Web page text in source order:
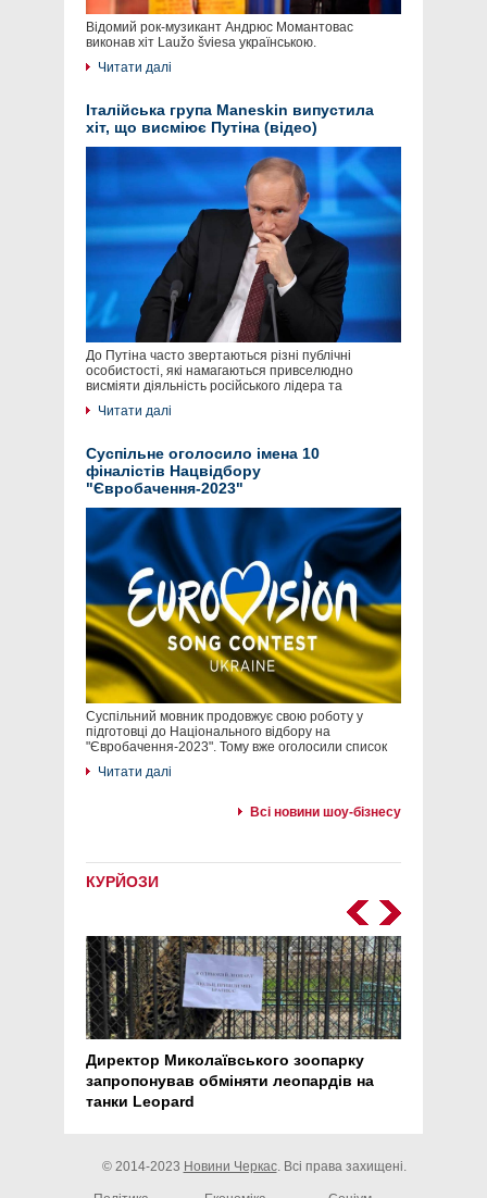
Відомий рок-музикант Андрюс Момантовас
виконав хіт Laužo šviesa українською.
Читати далі
Італійська група Maneskin випустила
хіт, що висміює Путіна (відео)
До Путіна часто звертаються різні публічні
особистості, які намагаються привселюдно
висміяти діяльність російського лідера та
Читати далі
Суспільне оголосило імена 10
фіналістів Нацвідбору
"Євробачення-2023"
Суспільний мовник продовжує свою роботу у
підготовці до Національного відбору на
"Євробачення-2023". Тому вже оголосили список
Читати далі
Всі новини шоу-бізнесу
КУРЙОЗИ
Директор Миколаївського зоопарку
запропонував обміняти леопардів на
танки Leopard
© 2014-2023 Новини Черкас. Всі права захищені.